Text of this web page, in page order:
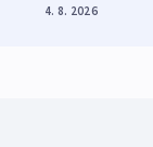
nekalé
4. 8. 2026